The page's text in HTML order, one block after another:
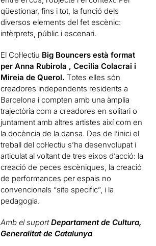
qüestionar, fins i tot, la funció dels
diversos elements del fet escènic:
intèrprets, públic i escenari.
El Col·lectiu Big Bouncersestà format
per Anna Rubirola , Cecilia Colacrai i
Mireia de Querol.Totes elles són
creadores independents residents a
Barcelona i compten amb una àmplia
trajectòria com a creadores en solitari o
juntament amb altres artistes així com en
la docència de la dansa. Des de l’inici el
treball del col·lectiu s’ha desenvolupat i
articulat al voltant de tres eixos d’acció: la
creació de peces escèniques, la creació
de performances per espais no
convencionals “site specific”, i la
pedagogia.
Amb el suportDepartament de Cultura,
Generalitat de Catalunya